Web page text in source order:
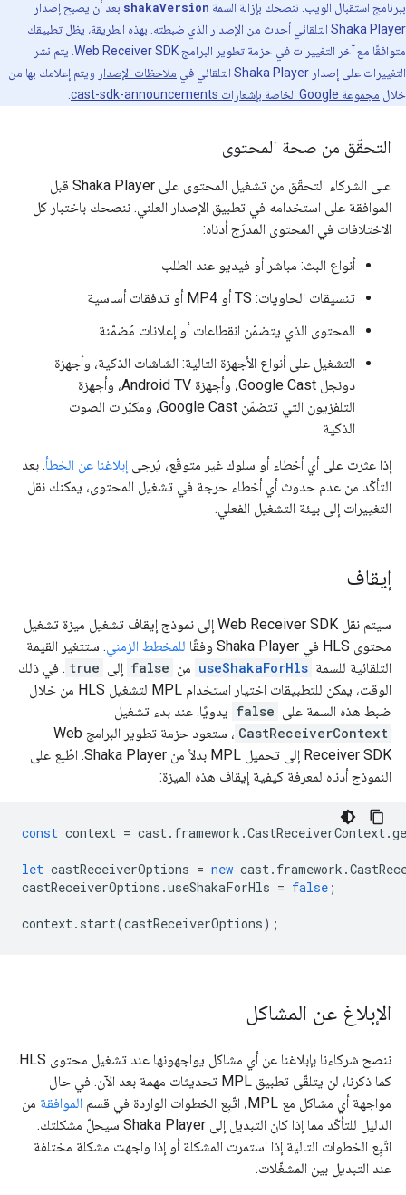
ببرنامج استقبال الويب. ننصحك بإزالة السمة shakaVersion بعد أن يصبح إصدار
Shaka Player التلقائي أحدث من الإصدار الذي ضبطته. بهذه الطريقة، يظل تطبيقك
متوافقًا مع آخر التغييرات في حزمة تطوير البرامج Web Receiver SDK. يتم نشر
التغييرات على إصدار Shaka Player التلقائي في
ملاحظات الإصدار ويتم إعلامك بها من
خلال مجموعة Google الخاصة بإشعارات cast-sdk-announcements
التحقّق من صحة المحتوى
على الشركاء التحقّق من تشغيل المحتوى على Shaka Player قبل
الموافقة على استخدامه في تطبيق الإصدار العلني. ننصحك باختبار كل
الاختلافات في المحتوى المدرَج أدناه:
أنواع البث: مباشر أو فيديو عند الطلب
تنسيقات الحاويات: TS أو MP4 أو تدفقات أساسية
المحتوى الذي يتضمّن انقطاعات أو إعلانات مُضمّنة
التشغيل على أنواع الأجهزة التالية: الشاشات الذكية، وأجهزة
دونجل Google Cast، وأجهزة Android TV، وأجهزة
التلفزيون التي تتضمّن Google Cast، ومكبّرات الصوت
الذكية
إذا عثرت على أي أخطاء أو سلوك غير متوقّع، يُرجى إبلاغنا عن الخطأ. بعد
التأكّد من عدم حدوث أي أخطاء حرجة في تشغيل المحتوى، يمكنك نقل
التغييرات إلى بيئة التشغيل الفعلي.
إيقاف
سيتم نقل Web Receiver SDK إلى نموذج إيقاف تشغيل ميزة تشغيل
محتوى HLS في Shaka Player وفقًا
للمخطط الزمني. ستتغير القيمة
التلقائية للسمة useShakaForHls من false إلى true . في ذلك
الوقت، يمكن للتطبيقات اختيار استخدام MPL لتشغيل HLS من خلال
ضبط هذه السمة على false يدويًا. عند بدء تشغيل
CastReceiverContext
، ستعود حزمة تطوير البرامج Web
Receiver SDK إلى تحميل MPL بدلاً من Shaka Player. اطّلِع على
النموذج أدناه لمعرفة كيفية إيقاف هذه الميزة:
const context = cast. framework .CastReceiverContext.
let castReceiverOptions = new cast. framework .
castReceiverOptions .useShakaForHls = false ;
context. start(castReceiverOptions);
الإبلاغ عن المشاكل
ننصح شركاءنا بإبلاغنا عن أي مشاكل يواجهونها عند تشغيل محتوى HLS.
كما ذكرنا، لن يتلقّى تطبيق MPL تحديثات مهمة بعد الآن. في حال
مواجهة أي مشاكل مع MPL، اتّبِع الخطوات الواردة في قسم
الموافقة من
الدليل للتأكّد مما إذا كان التبديل إلى Shaka Player سيحلّ مشكلتك.
اتّبِع الخطوات التالية إذا استمرت المشكلة أو إذا واجهت مشكلة مختلفة
عند التبديل بين المشغّلات.